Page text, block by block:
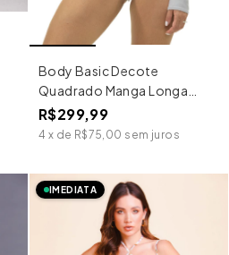
Body Basic Decote
Quadrado Manga Longa
Cinza
R$299,99
4 x de R$75,00 sem juros
IMEDIATA